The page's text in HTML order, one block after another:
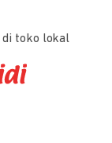
di toko lokal